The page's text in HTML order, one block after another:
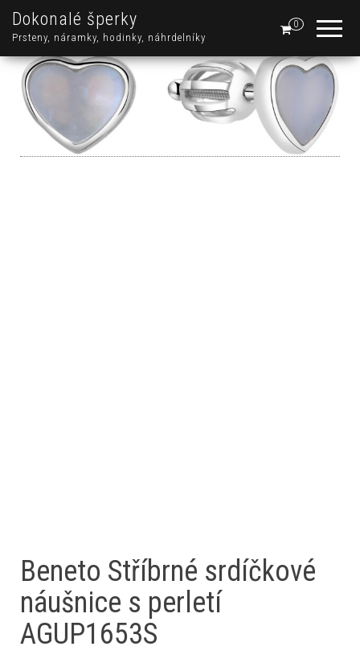
Dokonalé šperky
Prsteny, náramky, hodinky, náhrdelníky
0
Beneto Stříbrné srdíčkové
náušnice s perletí
AGUP1653S